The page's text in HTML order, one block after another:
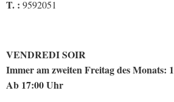
T. : 9592051
VENDREDI SOIR
Immer am zweiten Freitag des Monats:
Ab 17:00 Uhr